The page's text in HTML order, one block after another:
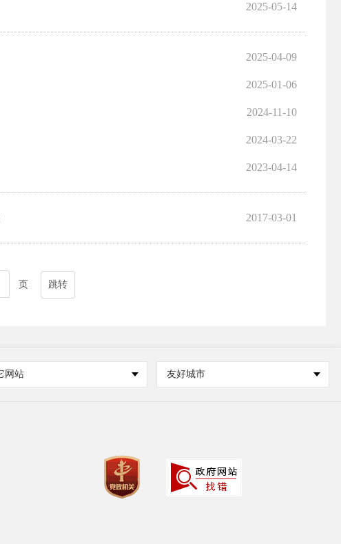
2025-05-14
2025-04-09
2025-01-06
2024-11-10
2024-03-22
2023-04-14
2017-03-01
页 跳转
网站 友好城市